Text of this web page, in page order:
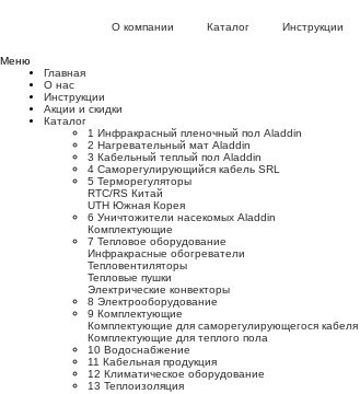
О компании Каталог Инструкции
Меню
Главная
О нас
Инструкции
Акции и скидки
Каталог
1 Инфракрасный пленочный пол Aladdin
2 Нагревательный мат Aladdin
3 Кабельный теплый пол Aladdin
4 Саморегулирующийся кабель SRL
5 Терморегуляторы
RTC/RS Китай
UTH Южная Корея
6 Уничтожители насекомых Aladdin
Комплектующие
7 Тепловое оборудование
Инфракрасные обогреватели
Тепловентиляторы
Тепловые пушки
Электрические конвекторы
8 Электрооборудование
9 Комплектующие
Комплектующие для саморегулирующегося кабеля
Комплектующие для теплого пола
10 Водоснабжение
11 Кабельная продукция
12 Климатическое оборудование
13 Теплоизоляция